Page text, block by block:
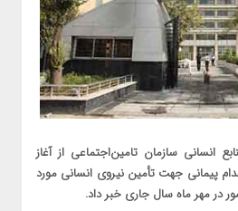
انسانی سازمان تامین‌اجتماعی از آغاز
پیمانی جهت تأمین نیروی انسانی مورد
در مهر ماه سال جاری خبر داد.